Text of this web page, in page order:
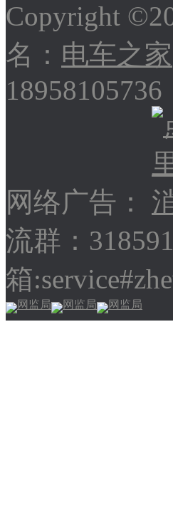
Copyright
名： 电车之家
网络广告：
流群：
箱